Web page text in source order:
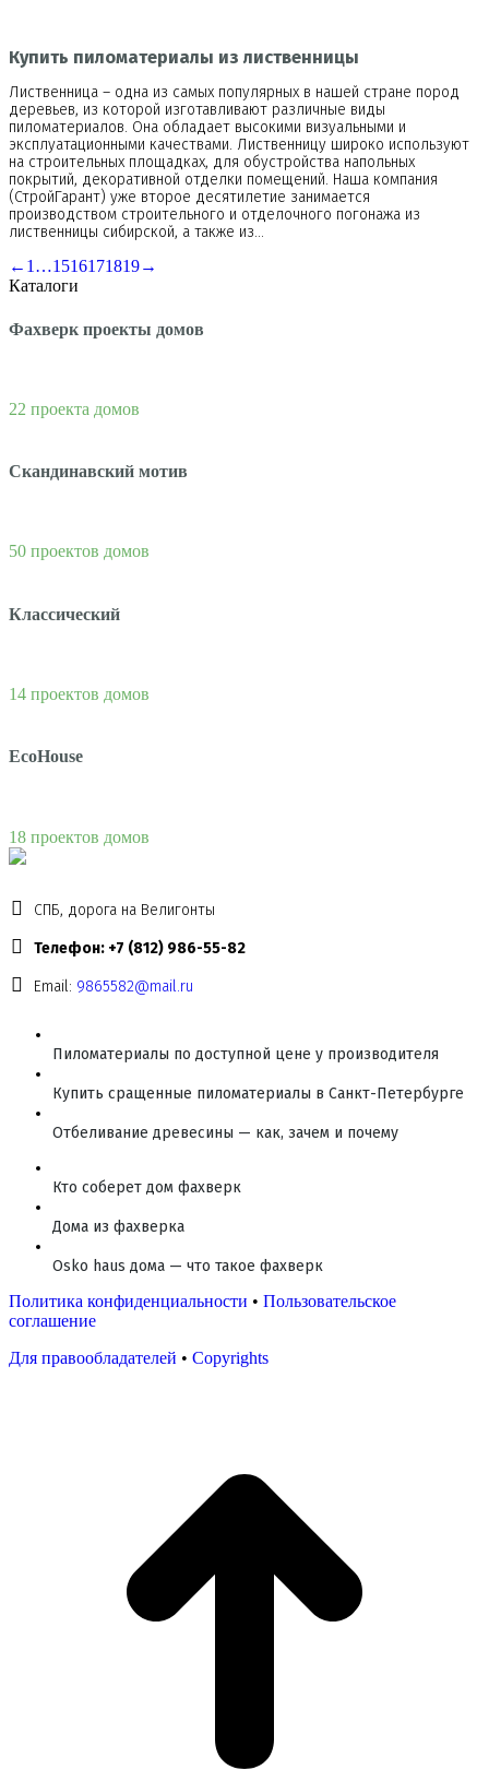
Купить пиломатериалы из лиственницы
Лиственница – одна из самых популярных в нашей стране пород
деревьев, из которой изготавливают различные виды
пиломатериалов. Она обладает высокими визуальными и
эксплуатационными качествами. Лиственницу широко используют
на строительных площадках, для обустройства напольных
покрытий, декоративной отделки помещений. Наша компания
(СтройГарант) уже второе десятилетие занимается
производством строительного и отделочного погонажа из
лиственницы сибирской, а также из…
← 1 …1516171819→
Каталоги
Фахверк проекты домов
22 проекта домов
Скандинавский мотив
50 проектов домов
Классический
14 проектов домов
EcoHouse
18 проектов домов
СПБ, дорога на Велигонты
Телефон: +7 (812) 986-55-82
Email: 9865582@mail.ru
Пиломатериалы по доступной цене у производителя
Купить сращенные пиломатериалы в Санкт-Петербурге
Отбеливание древесины — как, зачем и почему
Кто соберет дом фахверк
Дома из фахверка
Osko haus дома — что такое фахверк
Политика конфиденциальности • Пользовательское
соглашение
Для правообладателей • Copyrights